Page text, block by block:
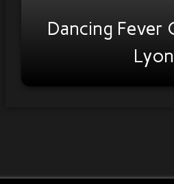
Dancing Fever
Lyon